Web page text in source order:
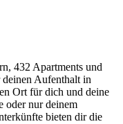
432 Apartments und
Aufenthalt in
Ort für dich und deine
oder nur deinem
bieten dir die